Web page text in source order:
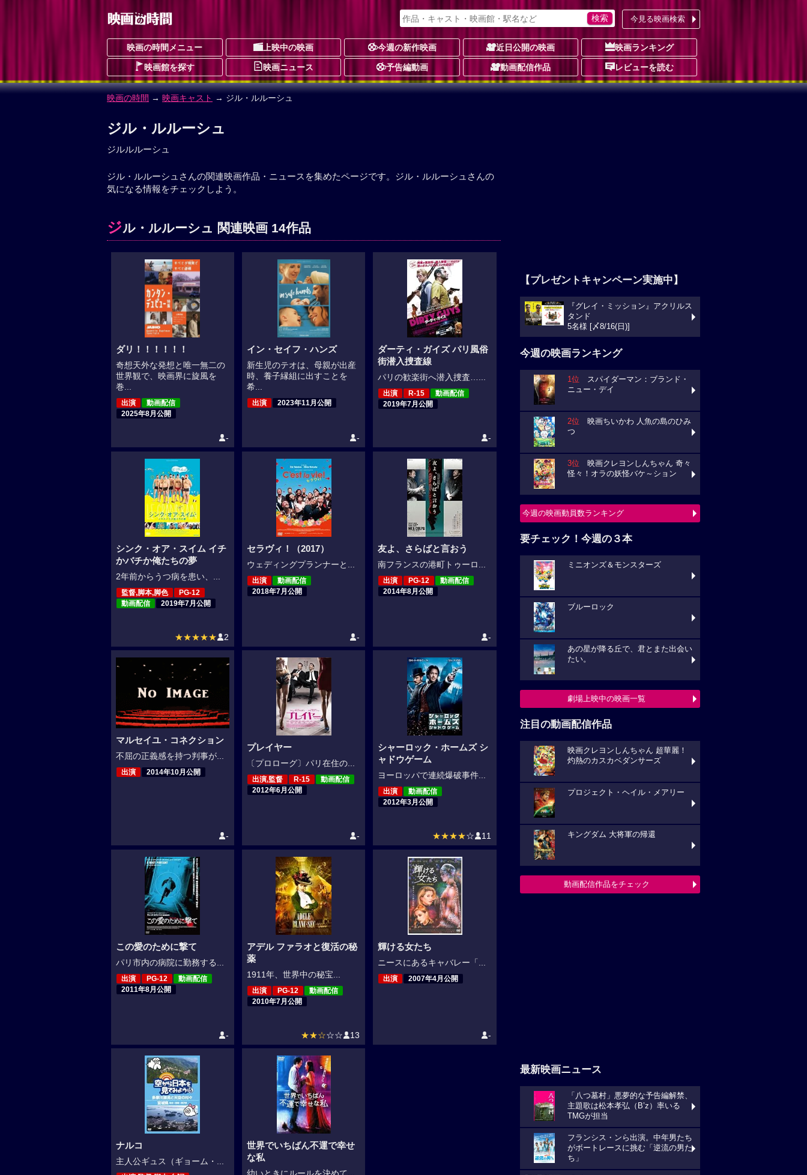
今見る映画検索
映画の時間メニュー 上映中の映画 今週の新作映画 近日公開の映画 映画ランキング
映画館を探す 映画ニュース 予告編動画 動画配信作品 レビューを読む
映画の時間 → 映画キャスト → ジル・ルルーシュ
ジル・ルルーシュ
ジルルルーシュ
ジル・ルルーシュさんの関連映画作品・ニュースを集めたページです。ジル・ルルーシュさんの
気になる情報をチェックしよう。
ジル・ルルーシュ 関連映画 14作品
ダリ！！！！！！
奇想天外な発想と唯一無二の
世界観で、映画界に旋風を
巻...
出演
動画配信
2025年8月公開
-
イン・セイフ・ハンズ
新生児のテオは、母親が出産
時、養子縁組に出すことを
希...
出演 2023年11月公開
-
ダーティ・ガイズ パリ風俗
街潜入捜査線
パリの歓楽街へ潜入捜査…...
出演 R-15
動画配信
2019年7月公開
-
シンク・オア・スイム イチ
かバチか俺たちの夢
2年前からうつ病を患い、...
監督,脚本,脚色
PG-12
動画配信
2019年7月公開
★★★★★ 2
セラヴィ！（2017）
ウェディングプランナーと...
出演
動画配信
2018年7月公開
-
友よ、さらばと言おう
南フランスの港町トゥーロ...
出演 PG-12
動画配信
2014年8月公開
-
マルセイユ・コネクション
不屈の正義感を持つ判事が...
出演 2014年10月公開
-
プレイヤー
〔プロローグ〕パリ在住の...
出演,監督 R-15
動画配信
2012年6月公開
-
シャーロック・ホームズ シ
ャドウゲーム
ヨーロッパで連続爆破事件...
出演
動画配信
2012年3月公開
★★★★☆ 11
この愛のために撃て
パリ市内の病院に勤務する...
出演 PG-12
動画配信
2011年8月公開
-
アデル ファラオと復活の秘
薬
1911年、世界中の秘宝...
出演 PG-12
動画配信
2010年7月公開
★★☆☆☆ 13
輝ける女たち
ニースにあるキャバレー「...
出演 2007年4月公開
-
ナルコ
主人公ギュス（ギョーム・...
世界でいちばん不運で幸せ
な私
【プレゼントキャンペーン実施中】
『グレイ・ミッション』アクリルス
タンド
5名様 [〆8/16(日)]
今週の映画ランキング
1位 スパイダーマン：ブランド・
ニュー・デイ
2位 映画ちいかわ 人魚の島のひみ
つ
3位 映画クレヨンしんちゃん 奇々
怪々！オラの妖怪バケ～ション
今週の映画動員数ランキング
要チェック！今週の３本
ミニオンズ＆モンスターズ
ブルーロック
あの星が降る丘で、君とまた出会い
たい。
劇場上映中の映画一覧
注目の動画配信作品
映画クレヨンしんちゃん 超華麗！
灼熱のカスカベダンサーズ
プロジェクト・ヘイル・メアリー
キングダム 大将軍の帰還
動画配信作品をチェック
最新映画ニュース
「八つ墓村」悪夢的な予告編解禁、
主題歌は松本孝弘（B’z）率いる
TMGが担当
フランシス・ンら出演。中年男たち
がボートレースに挑む「逆流の男た
ち」